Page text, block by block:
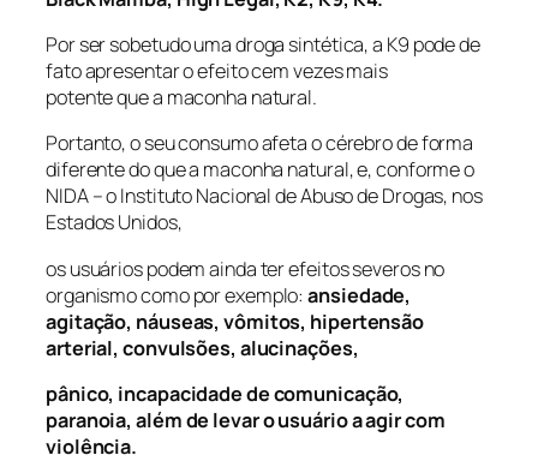
Por ser sobetudo uma droga sintética, a K9 pode de
fato apresentar o efeito cem vezes mais
potente que a maconha natural.
Portanto, o seu consumo afeta o cérebro de forma
diferente do que a maconha natural, e, conforme o
NIDA – o Instituto Nacional de Abuso de Drogas, nos
Estados Unidos,
os usuários podem ainda ter efeitos severos no
organismo como por exemplo:ansiedade,
agitação, náuseas, vômitos, hipertensão
arterial, convulsões, alucinações,
pânico, incapacidade de comunicação,
paranoia, além de levar o usuário a agir com
violência.